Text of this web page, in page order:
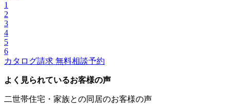
1
2
3
4
5
6
カタログ請求 無料相談予約
よく見られているお客様の声
二世帯住宅・家族との同居のお客様の声